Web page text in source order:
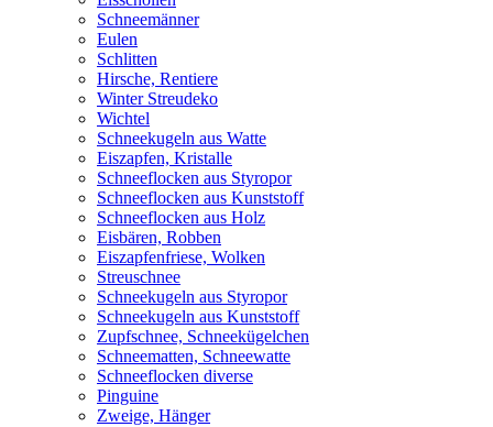
Schneemänner
Eulen
Schlitten
Hirsche, Rentiere
Winter Streudeko
Wichtel
Schneekugeln aus Watte
Eiszapfen, Kristalle
Schneeflocken aus Styropor
Schneeflocken aus Kunststoff
Schneeflocken aus Holz
Eisbären, Robben
Eiszapfenfriese, Wolken
Streuschnee
Schneekugeln aus Styropor
Schneekugeln aus Kunststoff
Zupfschnee, Schneekügelchen
Schneematten, Schneewatte
Schneeflocken diverse
Pinguine
Zweige, Hänger